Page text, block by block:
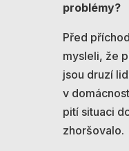
problémy?
Před
mysleli, že
jsou druzí
v
pití situaci
zhoršovalo.